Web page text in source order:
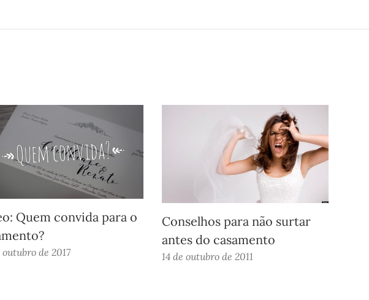
Quem convida para o
outubro de 2017
Conselhos para não surtar
antes do casamento
14 de outubro de 2011